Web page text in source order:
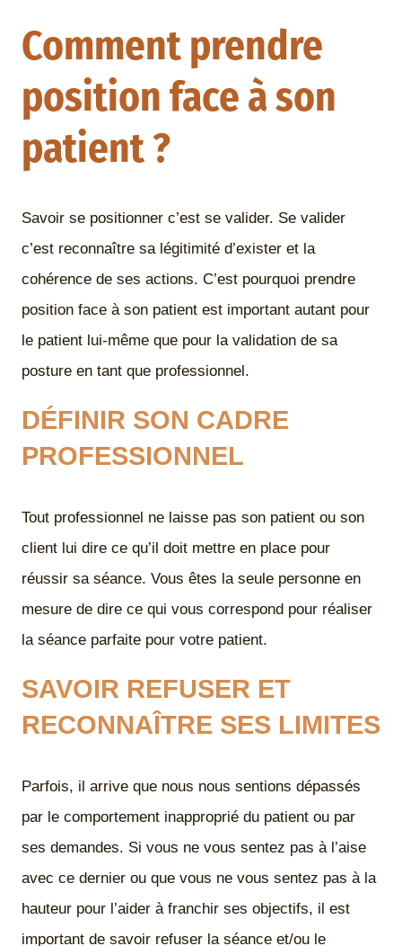
Comment prendre
position face à son
patient ?
Savoir se positionner c’est se valider. Se valider
c’est reconnaître sa légitimité d’exister et la
cohérence de ses actions. C’est pourquoi prendre
position face à son patient est important autant pour
le patient lui-même que pour la validation de sa
posture en tant que professionnel.
DÉFINIR SON CADRE
PROFESSIONNEL
Tout professionnel ne laisse pas son patient ou son
client lui dire ce qu’il doit mettre en place pour
réussir sa séance. Vous êtes la seule personne en
mesure de dire ce qui vous correspond pour réaliser
la séance parfaite pour votre patient.
SAVOIR REFUSER ET
RECONNAÎTRE SES LIMITES
Parfois, il arrive que nous nous sentions dépassés
par le comportement inapproprié du patient ou par
ses demandes. Si vous ne vous sentez pas à l’aise
avec ce dernier ou que vous ne vous sentez pas à la
hauteur pour l’aider à franchir ses objectifs, il est
important de savoir refuser la séance et/ou le